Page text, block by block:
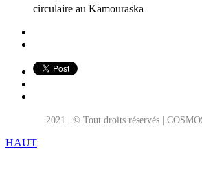
2021 | © Tout droits réservés |
HAUT